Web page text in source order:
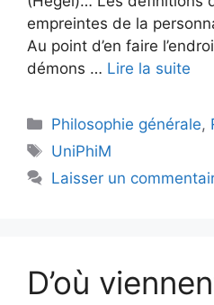
empreintes de la
Au point d’en faire
démons … Lire la suite
Catégories
Philosophie générale,
Étiquettes
UniPhiM
Laisser un
D’où